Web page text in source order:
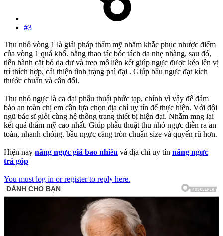
#3
Thu nhỏ vòng 1 là giải pháp thẩm mỹ nhằm khắc phục nhược điểm
của vòng 1 quá khổ. bằng thao tác bóc tách da nhẹ nhàng, sau đó,
tiến hành cắt bỏ da dư và treo mô liên kết giúp ngực được kéo lên vị
trí thích hợp, cải thiện tình trạng phì đại . Giúp bầu ngực đạt kích
thước chuẩn và cân đối.
Thu nhỏ ngực là ca đại phẫu thuật phức tạp, chính vì vậy để đảm
bảo an toàn chị em cần lựa chọn địa chỉ uy tín để thực hiện. Với đội
ngũ bác sĩ giỏi cùng hệ thống trang thiết bị hiện đại. Nhằm mng lại
kết quả thẩm mỹ cao nhất. Giúp phẫu thuật thu nhỏ ngực diễn ra an
toàn, nhanh chóng. bầu ngực căng tròn chuẩn size và quyến rũ hơn.
Hiện nay nâng ngực giá bao nhiêu và địa chỉ uy tín nâng ngực
trả góp
You must log in or register to reply here.